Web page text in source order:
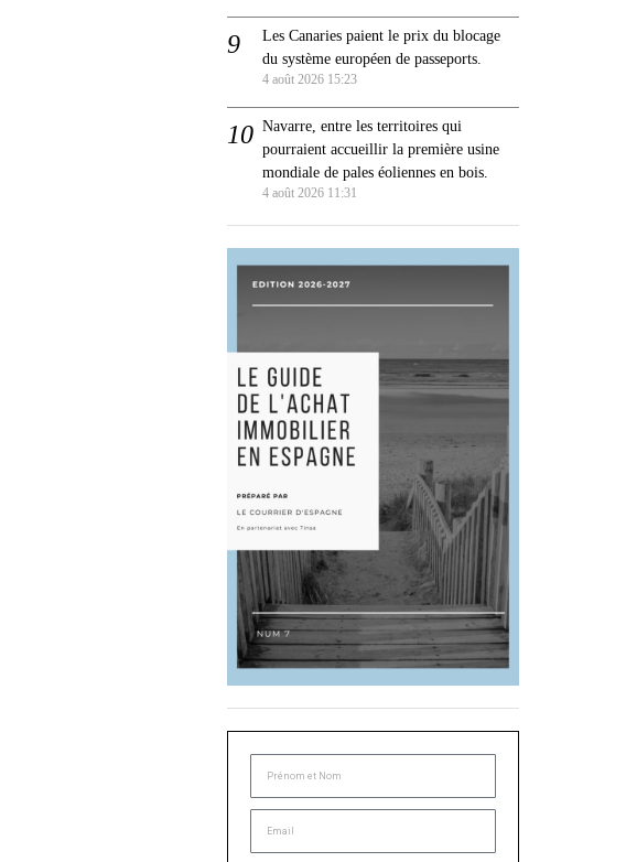
Les Canaries paient le prix du blocage
du système européen de passeports.
4 août 2026 15:23
Navarre, entre les territoires qui
pourraient accueillir la première usine
mondiale de pales éoliennes en bois.
4 août 2026 11:31